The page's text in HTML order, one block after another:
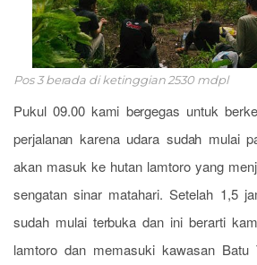
Pos 3 berada di ketinggian 2530 mdpl
Pukul 09.00 kami bergegas untuk
perjalanan karena udara sudah mulai
akan masuk ke hutan lamtoro yang
sengatan sinar matahari. Setelah 1,5
sudah mulai terbuka dan ini berarti
lamtoro dan memasuki kawasan Batu